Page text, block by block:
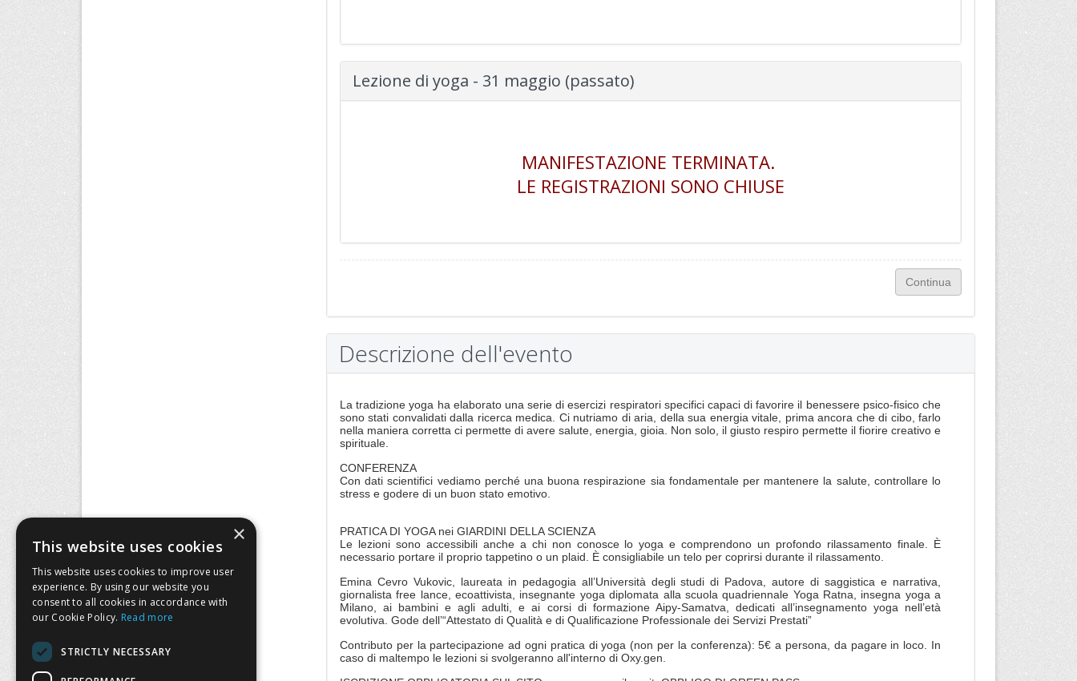
Lezione di yoga - 31 maggio (passato)
MANIFESTAZIONE TERMINATA.
LE REGISTRAZIONI SONO CHIUSE
Descrizione dell'evento
La tradizione yoga ha elaborato una serie di esercizi respiratori specifici capaci di favorire il benessere psico-fisico che
sono stati convalidati dalla ricerca medica. Ci nutriamo di aria, della sua energia vitale, prima ancora che di cibo, farlo
nella maniera corretta ci permette di avere salute, energia, gioia. Non solo, il giusto respiro permette il fiorire creativo e
spirituale.
CONFERENZA
Con dati scientifici vediamo perché una buona respirazione sia fondamentale per mantenere la salute, controllare lo
stress e godere di un buon stato emotivo.
PRATICA DI YOGA nei GIARDINI DELLA SCIENZA
Le lezioni sono accessibili anche a chi non conosce lo yoga e comprendono un profondo rilassamento finale. È
necessario portare il proprio tappetino o un plaid. È consigliabile un telo per coprirsi durante il rilassamento.
Emina Cevro Vukovic, laureata in pedagogia all’Università degli studi di Padova, autore di saggistica e narrativa,
giornalista free lance, ecoattivista, insegnante yoga diplomata alla scuola quadriennale Yoga Ratna, insegna yoga a
Milano, ai bambini e agli adulti, e ai corsi di formazione Aipy-Samatva, dedicati all’insegnamento yoga nell’età
evolutiva. Gode dell’“Attestato di Qualità e di Qualificazione Professionale dei Servizi Prestati”
Contributo per la partecipazione ad ogni pratica di yoga (non per la conferenza): 5€ a persona, da pagare in loco. In
caso di maltempo le lezioni si svolgeranno all'interno di Oxy.gen.
×
This website uses cookies
This website uses cookies to improve user
experience. By using our website you
consent to all cookies in accordance with
our Cookie Policy. Read more
STRICTLY NECESSARY